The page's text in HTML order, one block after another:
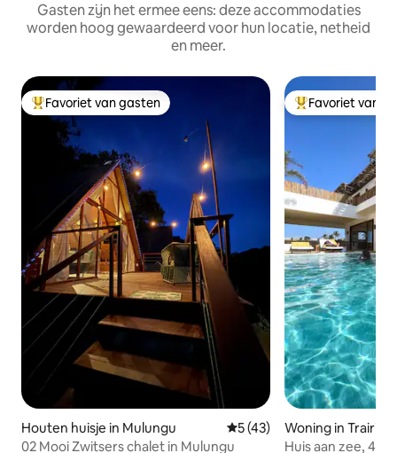
Gasten zijn het ermee eens: deze accommodaties
worden hoog gewaardeerd voor hun locatie, netheid
en meer.
Topfavoriet van gasten
Favoriet van gasten
Houten huisje in Mulungu Gemiddelde beoordeling
5 (43)
02 Mooi Zwitsers chalet in Mulungu
Topfavoriet van
Favoriet van
Woning in Trairi
Huis aan zee, 4